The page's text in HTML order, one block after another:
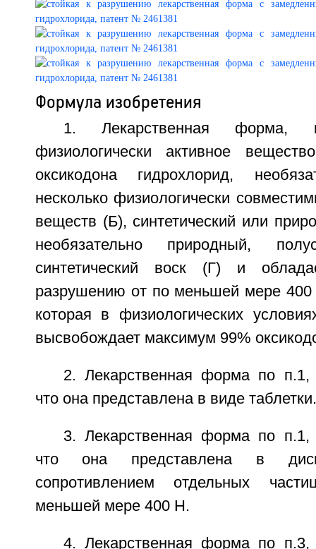
Формула изобретения
1. Лекарственная форма,
физиологически активное
оксикодона гидрохлорид,
несколько физиологически
веществ (Б), синтетический или
необязательно природный,
синтетический воск (Г) и
разрушению от по меньшей мере
которая в физиологических
высвобождает максимум 99%
2. Лекарственная форма по
что она представлена в виде таблетки.
3. Лекарственная форма по
что она представлена в
сопротивлением отдельных
меньшей мере 400 Н.
4. Лекарственная форма по